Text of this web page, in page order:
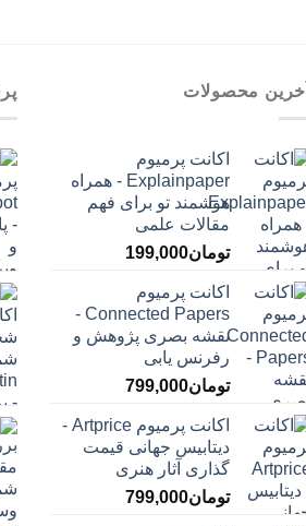
آخرین محصولات
اکانت پرمیوم
Explainpaper - همراه
هوشمند تو برای فهم
مقالات علمی
تومان199,000
اکانت پرمیوم
Connected Papers -
نقشه بصری پژوهش و
رفرنس یابی
تومان799,000
اکانت پرمیوم Artprice -
دیتابیس جهانی قیمت
‌گذاری آثار هنری
تومان799,000